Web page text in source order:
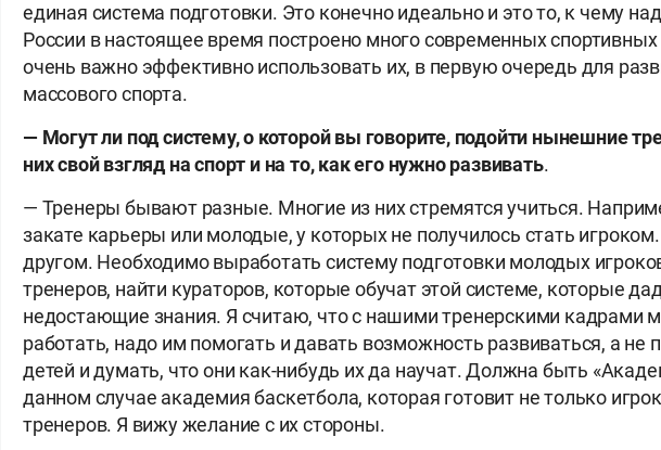
единая система подготовки. Это конечно идеально и это то, к чему
России в настоящее время построено много современных спортивных
очень важно эффективно использовать их, в первую очередь для
массового спорта.
— Могут ли под систему, о которой вы говорите, подойти нынешние
них свой взгляд на спорт и на то, как его нужно развивать.
— Тренеры бывают разные. Многие из них стремятся учиться.
закате карьеры или молодые, у которых не получилось стать
другом. Необходимо выработать систему подготовки молодых
тренеров, найти кураторов, которые обучат этой системе, которые
недостающие знания. Я считаю, что с нашими тренерскими кадрами
работать, надо им помогать и давать возможность развиваться, а не
детей и думать, что они как-нибудь их да научат. Должна быть
данном случае академия баскетбола, которая готовит не только
тренеров. Я вижу желание с их стороны.